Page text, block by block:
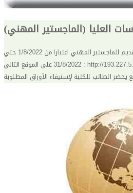
العليا (الماجستير المهني)
سوف يتم فتح باب التقديم للماجستير المهني اعتبارا من 1/8/2022 حتي
31/8/2022 علي الموقع التالي : http://193.227.5.153/ZAD *وبعد التقديم على